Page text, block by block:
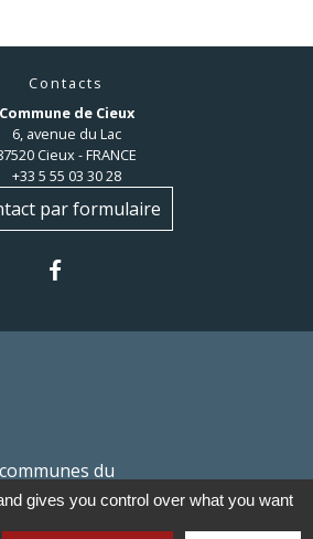
Contacts
Commune de Cieux
6, avenue du Lac
Cieux - FRANCE
+33 5 55 03 30 28
par formulaire
du
gives you control over what you want